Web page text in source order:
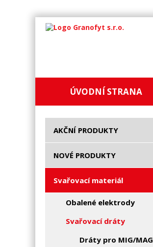
ÚVODNÍ STRANA
AKČNÍ PRODUKTY
NOVÉ PRODUKTY
Svařovací materiál
Obalené elektrody
Svařovací dráty
Dráty pro MIG/MAG